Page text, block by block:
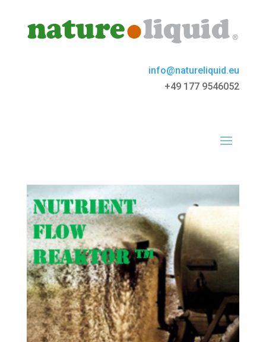
info@natureliquid.eu
+49 177 9546052